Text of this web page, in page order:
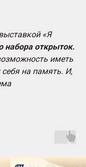
«Я
набора открыток.
иметь
на память. И,